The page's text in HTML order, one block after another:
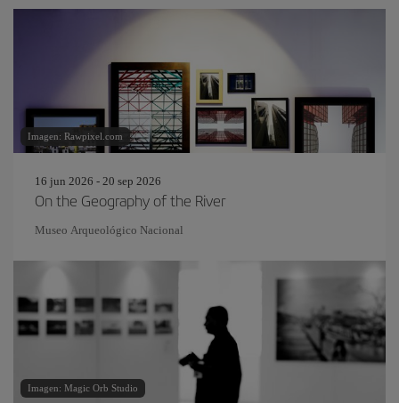
Imagen: Rawpixel.com
16 jun 2026 - 20 sep 2026
On the Geography of the River
Museo Arqueológico Nacional
Imagen: Magic Orb Studio